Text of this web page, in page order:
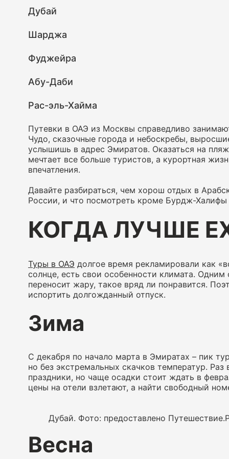
Дубай
Шарджа
Фуджейра
Абу-Даби
Рас-эль-Хайма
Путевки в ОАЭ из Москвы справедливо
Чудо, сказочные города и небоскребы,
услышишь в адрес Эмиратов. Оказаться на
мечтает все больше туристов, а курортная
впечатления.
Давайте разбираться, чем хорош отдых в
России, и что посмотреть кроме Бурдж-
КОГДА ЛУЧШЕ
Туры в ОАЭ долгое время рекламировали как
солнце, есть свои особенности климата.
переносит жару, такое вряд ли понравится.
испортить долгожданный отпуск.
Зима
С декабря по начало марта в Эмиратах – пик
но без экстремальных скачков температур.
праздники, но чаще осадки стоит ждать в
цены на отели взлетают, а найти свободный
Дубай. Фото: предоставлено
Весна